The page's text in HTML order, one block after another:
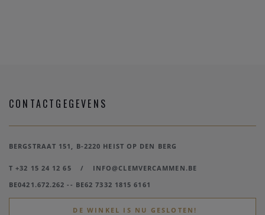
CONTACTGEGEVENS
BERGSTRAAT 151, B-2220 HEIST OP DEN BERG
T +32 15 24 12 65 /
INFO@CLEMVERCAMMEN.BE
BE0421.672.262 -- BE62 7332 1815 6161
DE WINKEL IS NU GESLOTEN!